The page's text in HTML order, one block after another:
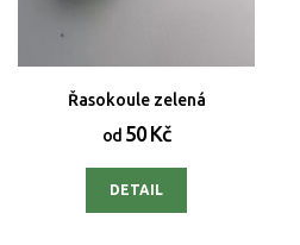
Řasokoule zelená
od 50 Kč
DETAIL